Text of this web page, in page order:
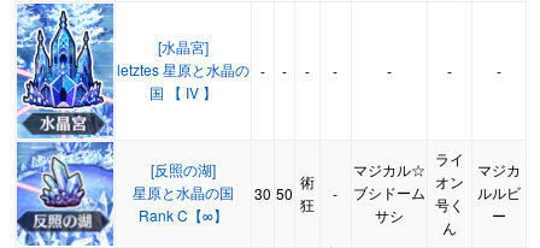
[水晶宮]
letztes 星原と水晶の
国 【 IV 】
- - - - - - -
[反照の湖]
星原と水晶の国
Rank C【∞】
30 50
術
狂
-
マジカル☆
ブシドーム
サシ
ライ
オン
号く
ん
マジカ
ルルビ
ー